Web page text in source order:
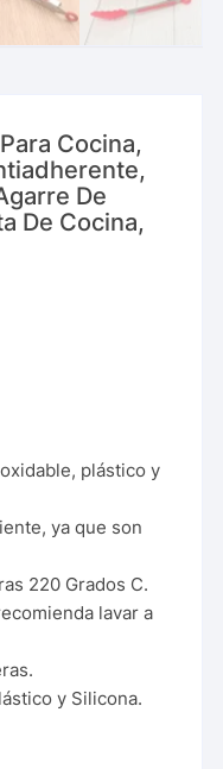
Cocina,
De
De Cocina,
plástico y
ya que son
220 Grados C.
lavar a
y Silicona.